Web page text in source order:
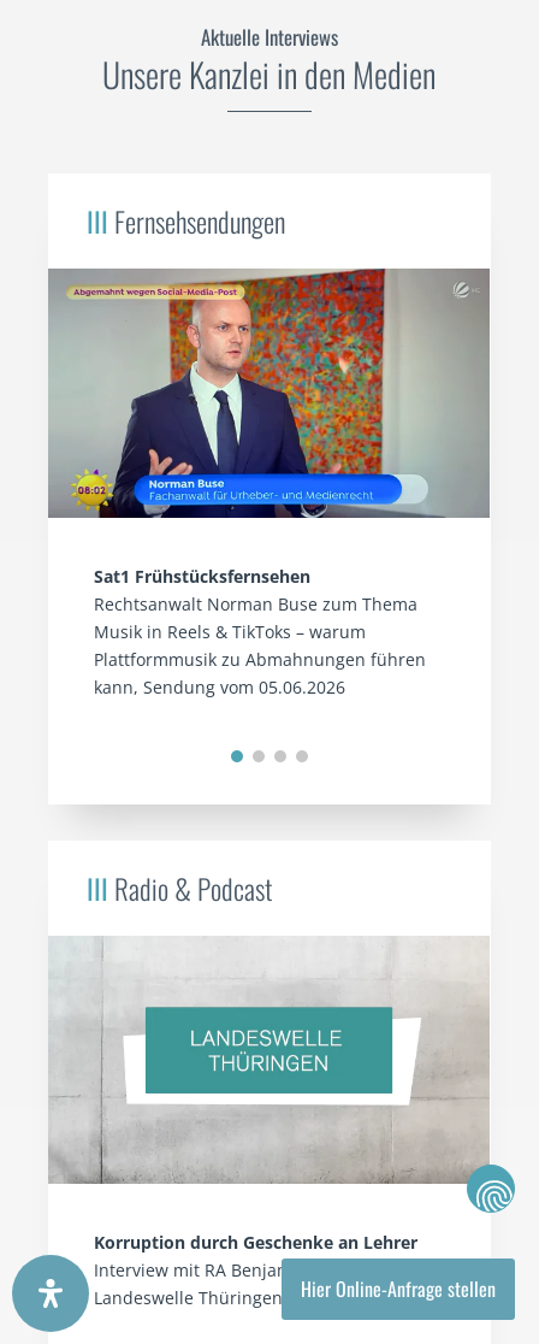
Hier Online-Anfrage stellen
Aktuelle Interviews
Unsere Kanzlei in den Medien
III Fernsehsendungen
Sat1 Frühstücksfernsehen
Rechtsanwalt Norman Buse zum Thema
Musik in Reels & TikToks – warum
Plattformmusik zu Abmahnungen führen
kann, Sendung vom 05.06.2026
III Radio & Podcast
Korruption durch Geschenke an Lehrer
Interview mit RA Benjamin Grunst auf
Landeswelle Thüringen am 16.01.2025